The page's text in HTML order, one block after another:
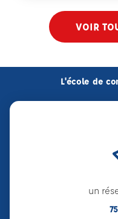
VOIR
L'école de
un